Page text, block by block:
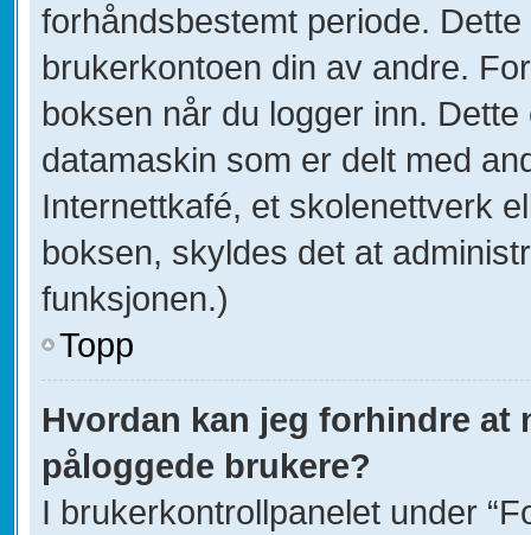
forhåndsbestemt periode.
brukerkontoen din av andre.
boksen når du logger inn.
datamaskin som er delt med
Internettkafé, et skolenettverk
boksen, skyldes det at
funksjonen.)
Topp
Hvordan kan jeg forhindre
påloggede brukere?
I brukerkontrollpanelet under